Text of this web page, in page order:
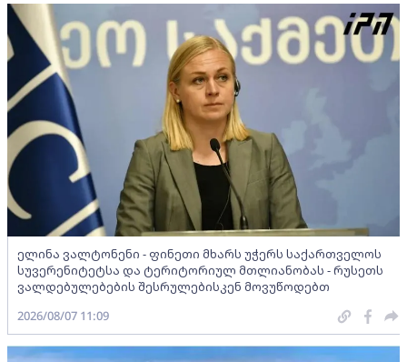
ელინა ვალტონენი - ფინეთი მხარს უჭერს საქართველოს
სუვერენიტეტსა და ტერიტორიულ მთლიანობას - რუსეთს
ვალდებულებების შესრულებისკენ მოვუწოდებთ
2026/08/07 11:09